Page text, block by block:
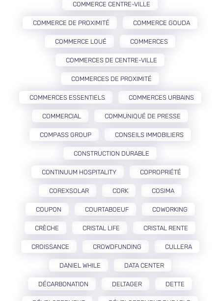
COMMERCE CENTRE-VILLE
COMMERCE DE PROXIMITÉ COMMERCE GOUDA
COMMERCE LOUÉ COMMERCES
COMMERCES DE CENTRE-VILLE
COMMERCES DE PROXIMITÉ
COMMERCES ESSENTIELS COMMERCES URBAINS
COMMERCIAL COMMUNIQUÉ DE PRESSE
COMPASS GROUP CONSEILS IMMOBILIERS
CONSTRUCTION DURABLE
CONTINUUM HOSPITALITY COPROPRIÉTÉ
COREXSOLAR CORK COSIMA
COUPON COURTABOEUF COWORKING
CRÈCHE CRISTAL LIFE CRISTAL RENTE
CROISSANCE CROWDFUNDING CULLERA
DANIEL WHILE DATA CENTER
DÉCARBONATION DELTAGER DETTE